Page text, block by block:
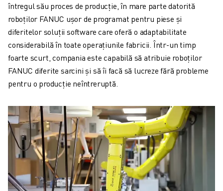
întregul său proces de producție, în mare parte datorită
roboților FANUC ușor de programat pentru piese și
diferitelor soluții software care oferă o adaptabilitate
considerabilă în toate operațiunile fabricii. Într-un timp
foarte scurt, compania este capabilă să atribuie roboților
FANUC diferite sarcini și să îi facă să lucreze fără probleme
pentru o producție neîntreruptă.